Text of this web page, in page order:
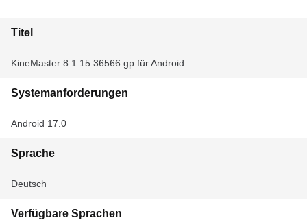
Titel
KineMaster 8.1.15.36566.gp für Android
Systemanforderungen
Android 17.0
Sprache
Deutsch
Verfügbare Sprachen